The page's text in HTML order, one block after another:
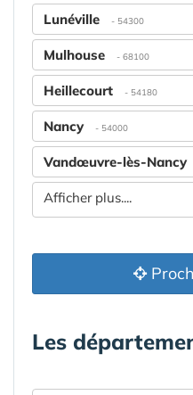
Lunéville - 54300
Mulhouse - 68100
Heillecourt - 54180
Nancy - 54000
Vandœuvre-lès-Nancy
Afficher plus....
Les